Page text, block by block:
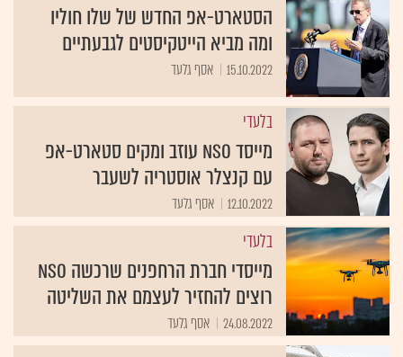
הסטארט-אפ החדש של שלו חוליו
ומה מביא הייטקיסטים לגבעתיים
15.10.2022 אסף גלעד
בלעדי
מייסד NSO עוזב ומקים סטארט-אפ
עם קנצלר אוסטריה לשעבר
12.10.2022 אסף גלעד
בלעדי
מייסדי חברת הרחפנים שרכשה NSO
רוצים להחזיר לעצמם את השליטה
24.08.2022 אסף גלעד